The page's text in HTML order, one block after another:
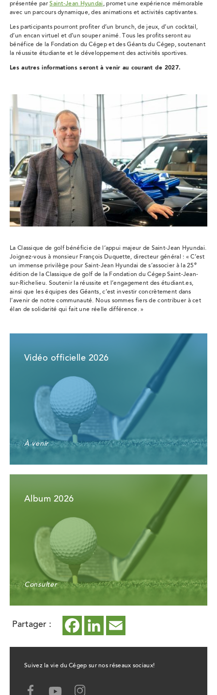
Partager : Facebook
ce
ouvrira
dans
LinkedIn
ce
ouvriraouvrira
présentée parSaint-Jean Hyundai , promet une expérience mémorable
avec un parcours dynamique, des animations et activités captivantes.
Les participants pourront profiter d’un brunch, de jeux, d’un cocktail,
d’un encan virtuel et d’un souper animé. Tous les profits seront au
bénéfice de la Fondation du Cégep et des Géants du Cégep, soutenant
la réussite étudiante et le développement des activités sportives.
Les autres informations seront à venir au courant de 2027.
La Classique de golf bénéficie de l’appui majeur de Saint-Jean Hyundai.
Joignez-vous à monsieur François Duquette, directeur général : « C’est
un immense privilège pour Saint-Jean Hyundai de s’associer à la 25 e
édition de la Classique de golf de la Fondation du Cégep Saint-Jean-
sur-Richelieu. Soutenir la réussite et l’engagement des étudiant.es,
ainsi que les équipes des Géants, c’est investir concrètement dans
l’avenir de notre communauté. Nous sommes fiers de contribuer à cet
élan de solidarité qui fait une réelle différence. »
Vidéo officielle 2026
À venir
Album 2026
Consulter
Suivez la vie du Cégep sur nos réseaux sociaux!
Facebook,Youtube,